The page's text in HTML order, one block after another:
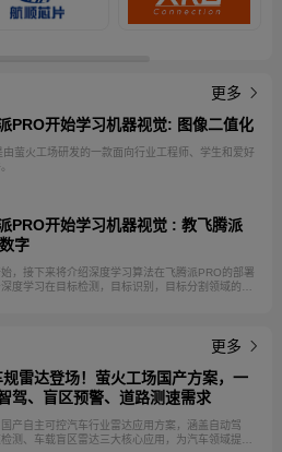
更多
PRO开始学习机器视觉: 图像二值化
由萤火工场研发的一款面向行业工程师、学生和爱好
PRO开始学习机器视觉 : 教飞腾派
字
始，接下来将介绍深度学习算法在飞腾派PRO的部署
度学习在目标检测，目标识别，目标分割领域的成
4K@100fps解码与2K@110fps编码，集成3T算力
量级AI应用。本篇文章将介绍如何在飞腾派PRO上
更多
雷达登场！萤火工场国产方案，一
驾、盲区预警、道路测速需求
产自主可控汽车行业雷达应用方案，涵盖自动驾
测、车载盲区雷达三大核心应用，为汽车领域提供